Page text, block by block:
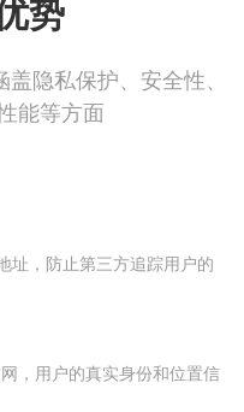
势
隐私保护、安全性、
能等方面
址，防止第三方追踪用户的
，用户的真实身份和位置信